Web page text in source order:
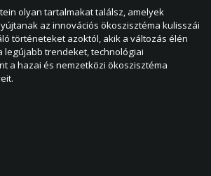
olyan tartalmakat találsz, amelyek
az innovációs ökoszisztéma kulisszái
történeteket azoktól, akik a változás élén
legújabb trendeket, technológiai
a hazai és nemzetközi ökoszisztéma